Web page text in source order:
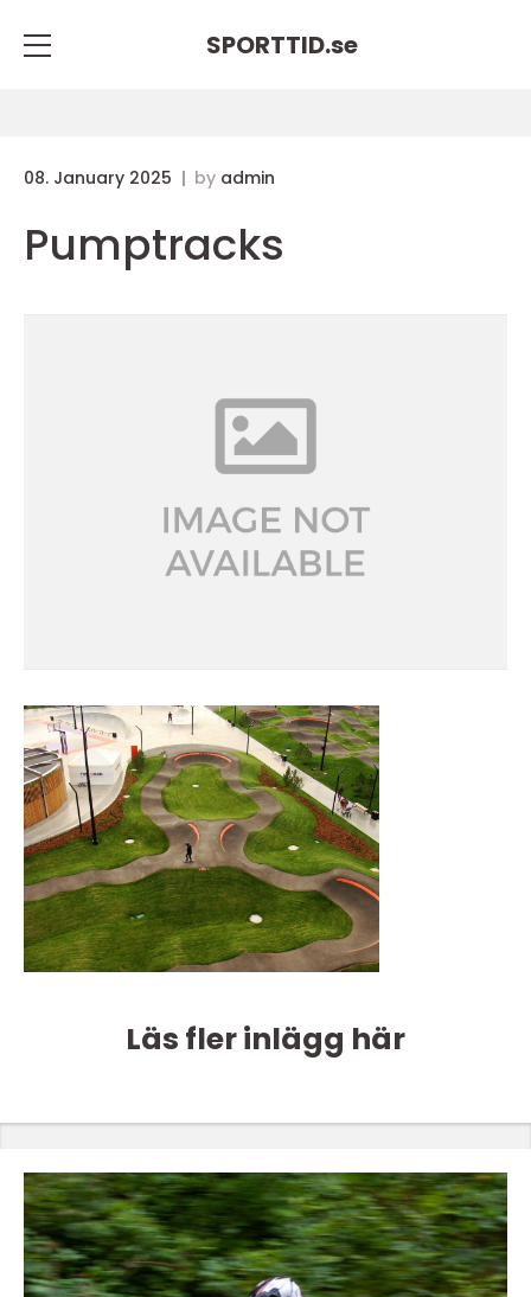
SPORTTID.se
08. January 2025 by admin
Pumptracks
Läs fler inlägg här